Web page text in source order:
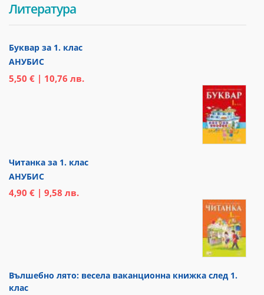
Литература
Буквар за 1. клас
АНУБИС
5,50 € | 10,76 лв.
Читанка за 1. клас
АНУБИС
4,90 € | 9,58 лв.
Вълшебно лято: весела ваканционна книжка след 1.
клас